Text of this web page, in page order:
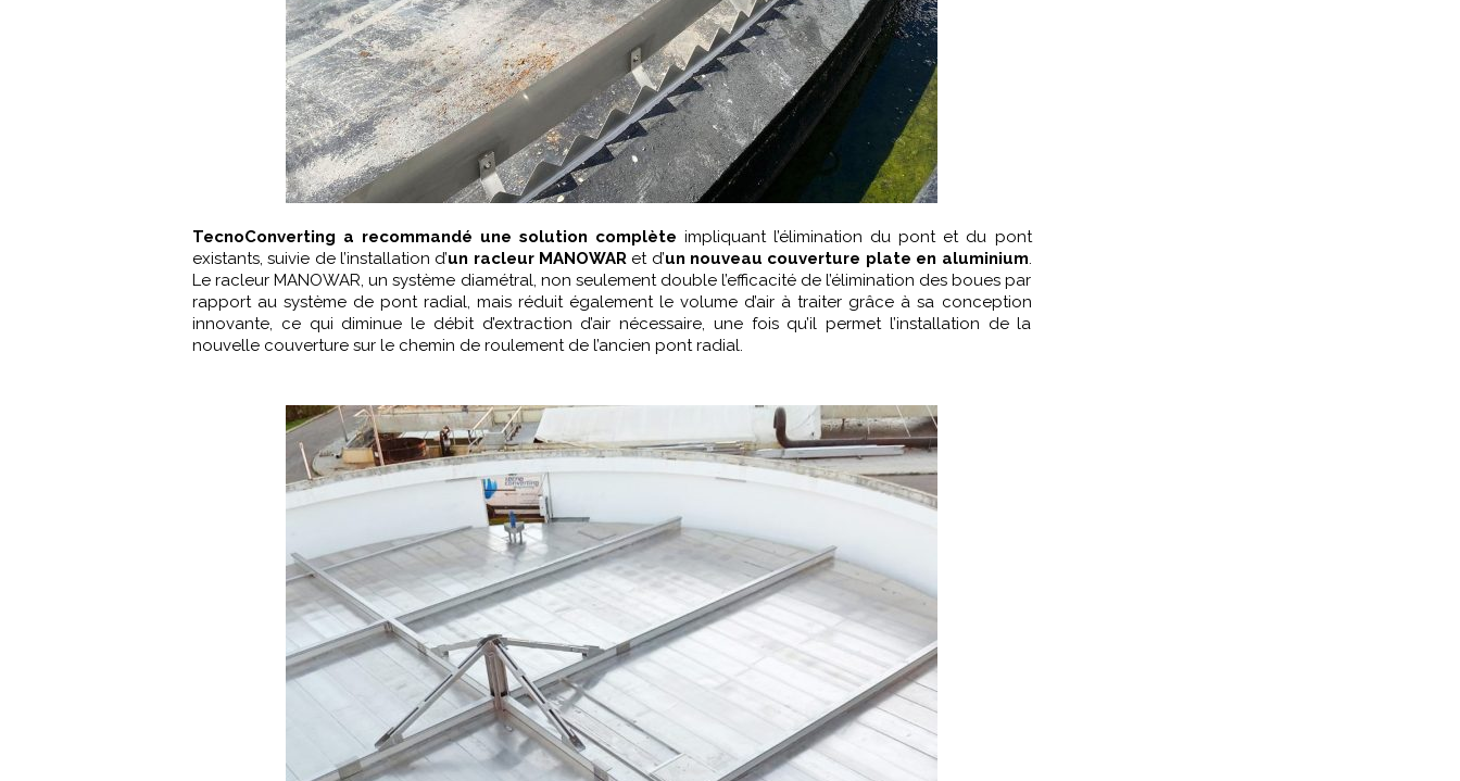
TecnoConverting a recommandé une solution complète impliquant l’élimination du pont et du pont
existants, suivie de l’installation d’un racleur MANOWAR et d’un nouveau couverture plate en aluminium.
Le racleur MANOWAR, un système diamétral, non seulement double l’efficacité de l’élimination des boues par
rapport au système de pont radial, mais réduit également le volume d’air à traiter grâce à sa conception
innovante, ce qui diminue le débit d’extraction d’air nécessaire, une fois qu’il permet l’installation de la
nouvelle couverture sur le chemin de roulement de l’ancien pont radial.